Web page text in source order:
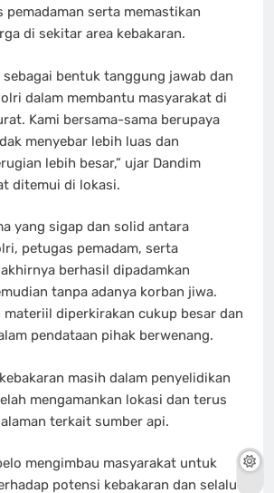
pemadaman serta memastikan
di sekitar area kebakaran.
sebagai bentuk tanggung jawab dan
dalam membantu masyarakat di
Kami bersama-sama berupaya
menyebar lebih luas dan
lebih besar,” ujar Dandim
ditemui di lokasi.
yang sigap dan solid antara
petugas pemadam, serta
berhasil dipadamkan
tanpa adanya korban jiwa.
materiil diperkirakan cukup besar dan
pendataan pihak berwenang.
masih dalam penyelidikan
mengamankan lokasi dan terus
terkait sumber api.
mengimbau masyarakat untuk
potensi kebakaran dan selalu